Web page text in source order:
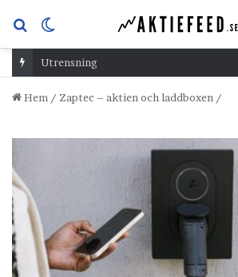
Sök
efterskin
Utrensning
Hem / Zaptec – aktien och laddboxen /